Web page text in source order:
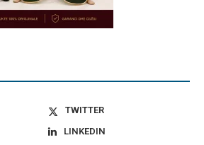
TWITTER
LINKEDIN